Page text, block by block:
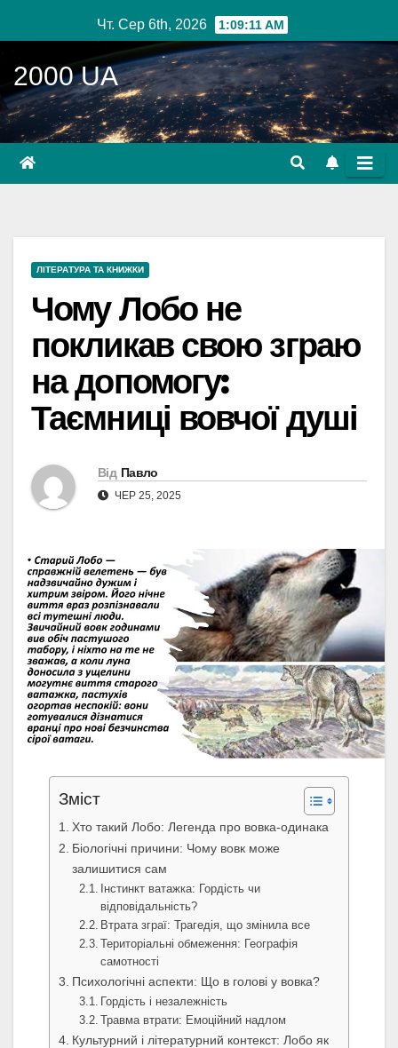
до
вмісту
Чт. Сер 6th, 2026 1:09:12 AM
2000 UA
ЛІТЕРАТУРА ТА КНИЖКИ
Чому Лобо не
покликав свою зграю
на допомогу:
Таємниці вовчої душі
Від Павло
ЧЕР 25, 2025
Зміст
Хто такий Лобо: Легенда про вовка-одинака
Біологічні причини: Чому вовк може
залишитися сам
Інстинкт ватажка: Гордість чи
відповідальність?
Втрата зграї: Трагедія, що змінила все
Територіальні обмеження: Географія
самотності
Психологічні аспекти: Що в голові у вовка?
Гордість і незалежність
Травма втрати: Емоційний надлом
Культурний і літературний контекст: Лобо як